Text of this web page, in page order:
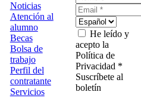
Noticias
Atención al
alumno
Becas
Bolsa de
trabajo
Perfil del
contratante
Servicios
He leído y
acepto la
Política de
Privacidad *
Suscríbete al
boletín